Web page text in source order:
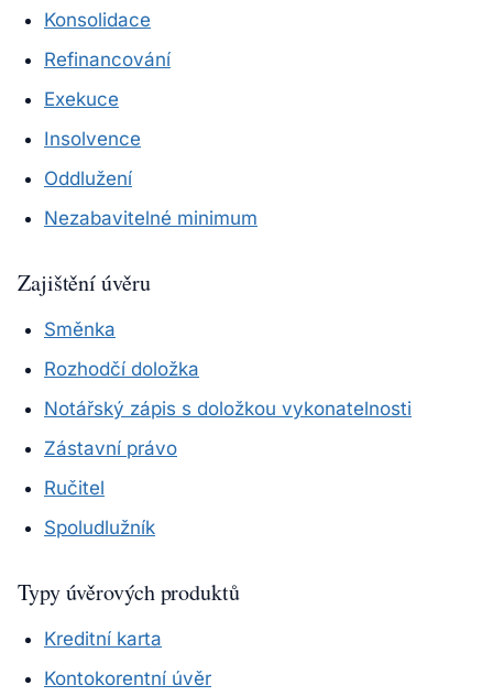
Konsolidace
Refinancování
Exekuce
Insolvence
Oddlužení
Nezabavitelné minimum
Zajištění úvěru
Směnka
Rozhodčí doložka
Notářský zápis s doložkou vykonatelnosti
Zástavní právo
Ručitel
Spoludlužník
Typy úvěrových produktů
Kreditní karta
Kontokorentní úvěr